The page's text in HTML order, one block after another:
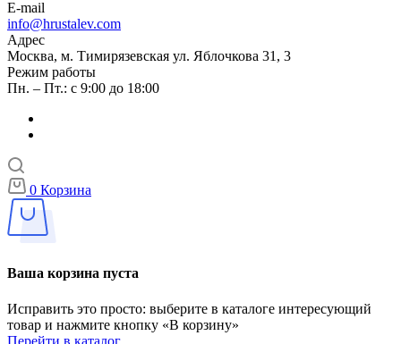
E-mail
info@hrustalev.com
Адрес
Москва, м. Тимирязевская ул. Яблочкова 31, 3
Режим работы
Пн. – Пт.: с 9:00 до 18:00
0 Корзина
Ваша корзина пуста
Исправить это просто: выберите в каталоге интересующий
товар и нажмите кнопку «В корзину»
Перейти в каталог